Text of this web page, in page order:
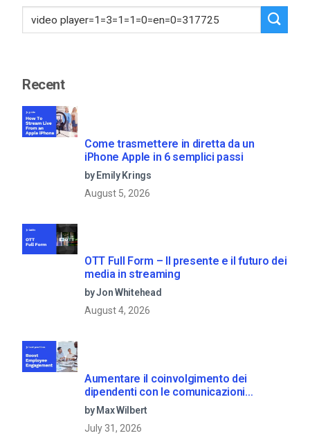
Recent
Come trasmettere in diretta da un
iPhone Apple in 6 semplici passi
by Emily Krings
August 5, 2026
OTT Full Form – Il presente e il futuro dei
media in streaming
by Jon Whitehead
August 4, 2026
Aumentare il coinvolgimento dei
dipendenti con le comunicazioni
aziendali in live streaming
by Max Wilbert
July 31, 2026